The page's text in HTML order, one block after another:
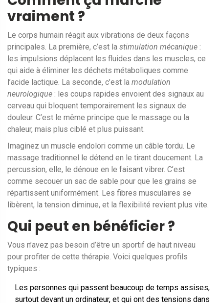
vraiment ?
Le corps humain réagit aux vibrations de deux façons
principales. La première, c’est la stimulation mécanique :
les impulsions déplacent les fluides dans les muscles, ce
qui aide à éliminer les déchets métaboliques comme
l’acide lactique. La seconde, c’est la modulation
neurologique : les coups rapides envoient des signaux au
cerveau qui bloquent temporairement les signaux de
douleur. C’est le même principe que le massage ou la
chaleur, mais plus ciblé et plus puissant.
Imaginez un muscle endolori comme un câble tordu. Le
massage traditionnel le détend en le tirant doucement. La
percussion, elle, le dénoue en le faisant vibrer. C’est
comme secouer un sac de sable pour que les grains se
répartissent uniformément. Les fibres musculaires se
libèrent, la tension diminue, et la flexibilité revient plus vite.
Qui peut en bénéficier ?
Vous n’avez pas besoin d’être un sportif de haut niveau
pour profiter de cette thérapie. Voici quelques profils
typiques :
Les personnes qui passent beaucoup de temps assises,
surtout devant un ordinateur, et qui ont des tensions dans